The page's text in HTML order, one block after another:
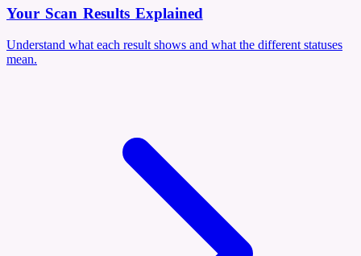
Your Scan Results Explained
Understand what each result shows and what the different statuses
mean.